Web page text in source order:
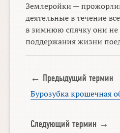
Землеройки —
деятельные в течение
в зимнюю спячку они не
поддержания жизни
← Предыдущий термин
Бурозубка крошечная
Следующий термин →